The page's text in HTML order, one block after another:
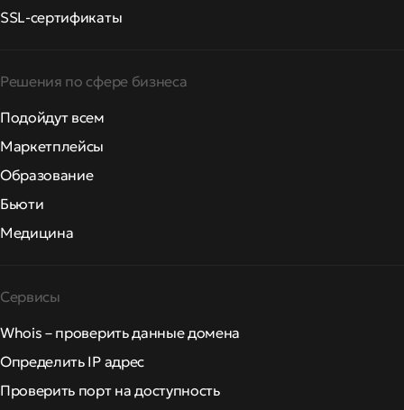
SSL-сертификаты
Решения по сфере бизнеса
Подойдут всем
Маркетплейсы
Образование
Бьюти
Медицина
Сервисы
Whois – проверить данные домена
Определить IP адрес
Проверить порт на доступность